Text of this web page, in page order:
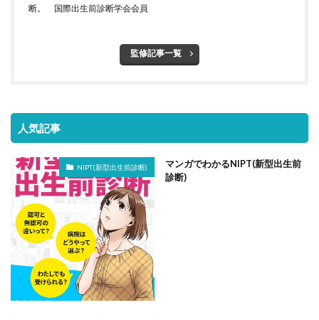
断。 国際出生前診断学会会員
監修記事一覧
人気記事
NIPT(新型出生前診断)
マンガでわかるNIPT(新型出生前
診断)